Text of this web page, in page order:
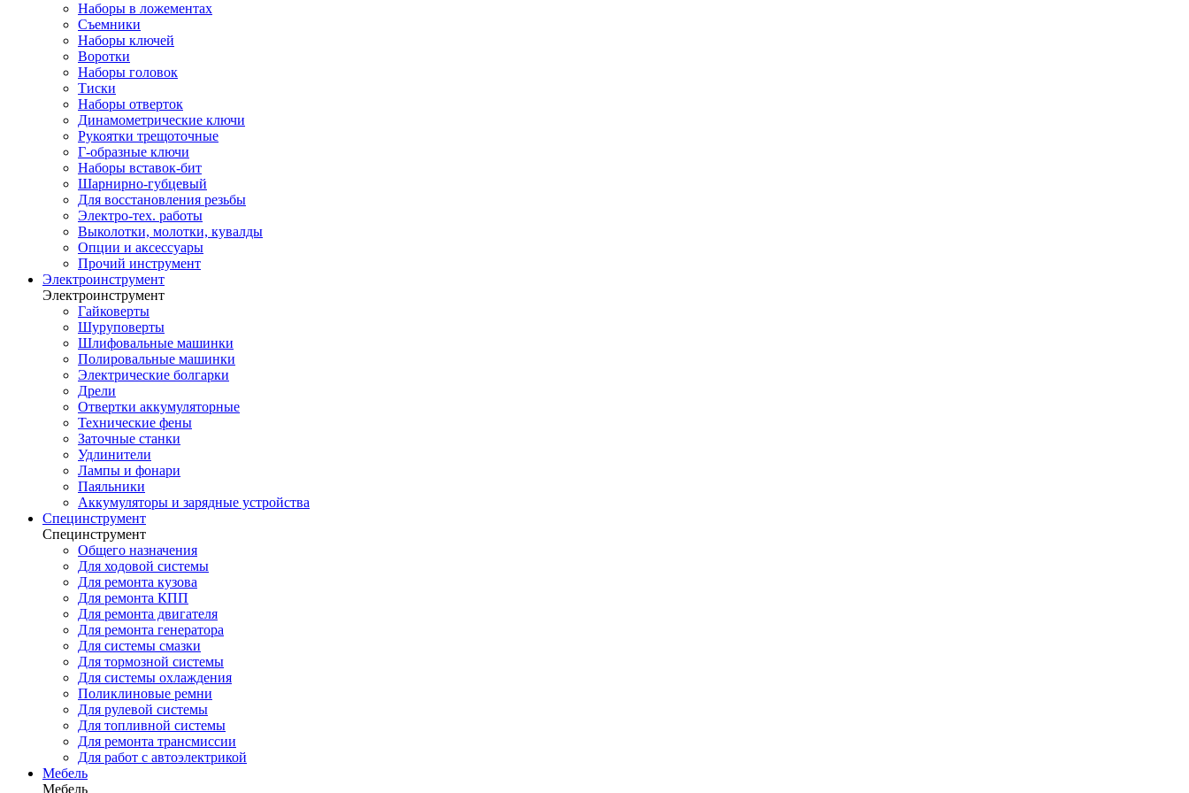
Наборы в ложементах
Съемники
Наборы ключей
Воротки
Наборы головок
Тиски
Наборы отверток
Динамометрические ключи
Рукоятки трещоточные
Г-образные ключи
Наборы вставок-бит
Шарнирно-губцевый
Для восстановления резьбы
Электро-тех. работы
Выколотки, молотки, кувалды
Опции и аксессуары
Прочий инструмент
Электроинструмент
Электроинструмент
Гайковерты
Шуруповерты
Шлифовальные машинки
Полировальные машинки
Электрические болгарки
Дрели
Отвертки аккумуляторные
Технические фены
Заточные станки
Удлинители
Лампы и фонари
Паяльники
Аккумуляторы и зарядные устройства
Специнструмент
Специнструмент
Общего назначения
Для ходовой системы
Для ремонта кузова
Для ремонта КПП
Для ремонта двигателя
Для ремонта генератора
Для системы смазки
Для тормозной системы
Для системы охлаждения
Поликлиновые ремни
Для рулевой системы
Для топливной системы
Для ремонта трансмиссии
Для работ с автоэлектрикой
Мебель
Мебель